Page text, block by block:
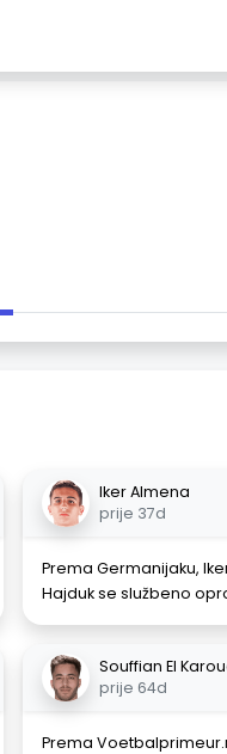
Iker Almena
prije 37d
Prema Germanijaku,
Hajduk se službeno
Souffian El
prije 64d
Prema